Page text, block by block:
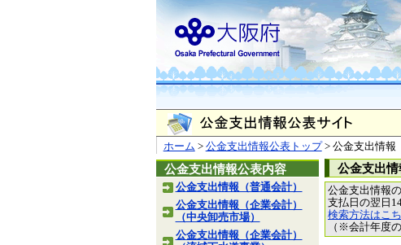
ホーム > 公金支出情報公表トップ> 公金支出情報
公金支出情報公表内容
公金支出情報（普通会計）
公金支出情報（企業会計）
（中央卸売市場）
公金支出情報（企業会計）
公金支出
公金支出情報
支払日の翌日
検索方法はこ
（※会計年度